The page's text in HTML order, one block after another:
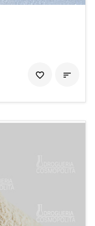

favorite_border